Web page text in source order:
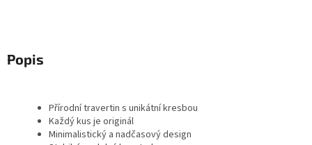
Popis
Přírodní travertin s unikátní kresbou
Každý kus je originál
Minimalistický a nadčasový design